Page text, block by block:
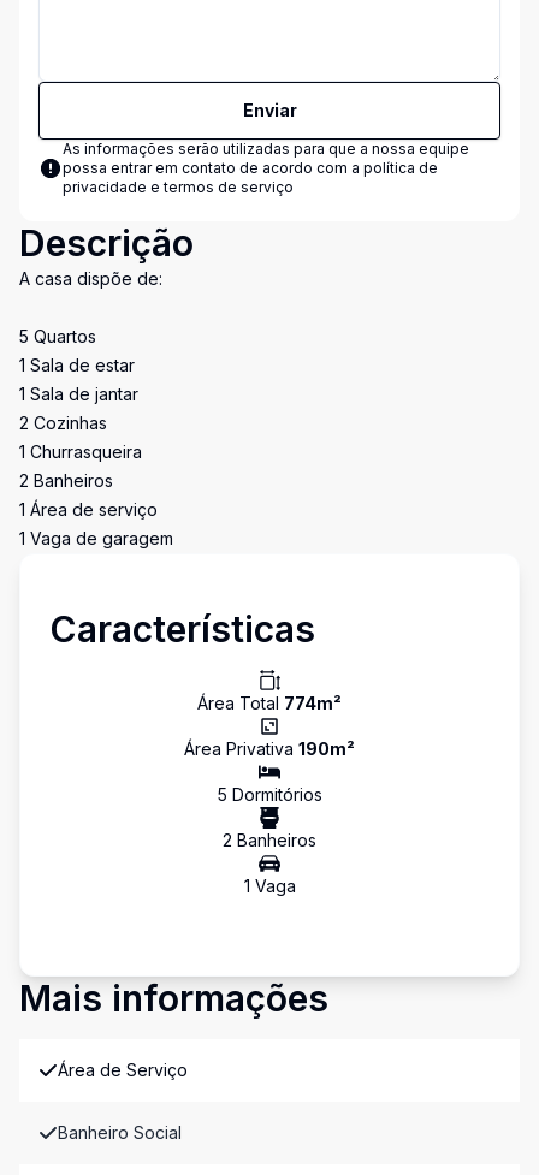
Enviar
As informações serão utilizadas para que a nossa equipe
possa entrar em contato de acordo com a política de
privacidade e termos de serviço
Descrição
A casa dispõe de:
5 Quartos
1 Sala de estar
1 Sala de jantar
2 Cozinhas
1 Churrasqueira
2 Banheiros
1 Área de serviço
1 Vaga de garagem
Características
Área Total 774m²
Área Privativa 190m²
5 Dormitórios
2 Banheiros
1 Vaga
Mais informações
Área de Serviço
Banheiro Social